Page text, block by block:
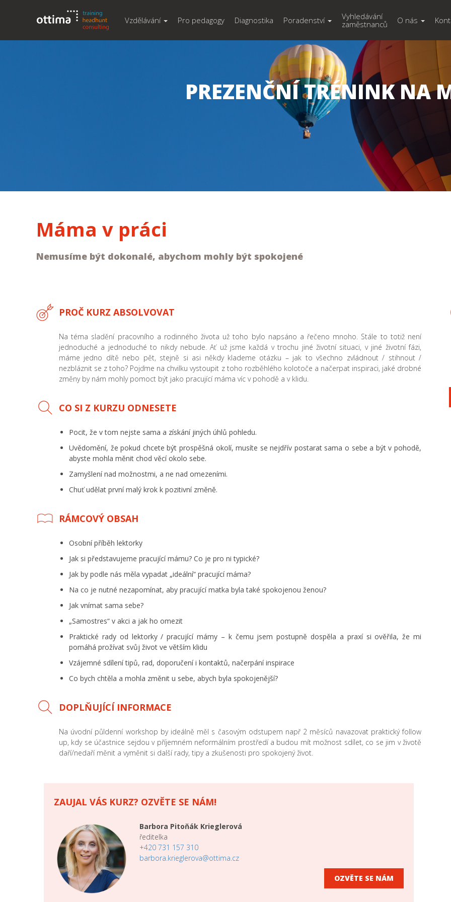
Vzdělávání Pro pedagogy Diagnostika Poradenství
Vyhledávání
zaměstnanců
O nás
PREZENČNÍ TRÉNINK NA
Máma v práci
Nemusíme být dokonalé, abychom mohly být spokojené
PROČ KURZ ABSOLVOVAT
Na téma sladění pracovního a rodinného života už toho bylo napsáno a řečeno mnoho. Stále to totiž není
jednoduché a jednoduché to nikdy nebude. Ať už jsme každá v trochu jiné životní situaci, v jiné životní fázi,
máme jedno dítě nebo pět, stejně si asi někdy klademe otázku – jak to všechno zvládnout / stihnout /
nezbláznit se z toho? Pojďme na chvilku vystoupit z toho rozběhlého kolotoče a načerpat inspiraci, jaké drobné
změny by nám mohly pomoct být jako pracující máma víc v pohodě a v klidu.
CO SI Z KURZU ODNESETE
Pocit, že v tom nejste sama a získání jiných úhlů pohledu.
Uvědomění, že pokud chcete být prospěšná okolí, musíte se nejdřív postarat sama o sebe a být v pohodě,
abyste mohla měnit chod věcí okolo sebe.
Zamyšlení nad možnostmi, a ne nad omezeními.
Chuť udělat první malý krok k pozitivní změně.
RÁMCOVÝ OBSAH
Osobní příběh lektorky
Jak si představujeme pracující mámu? Co je pro ni typické?
Jak by podle nás měla vypadat „ideální“ pracující máma?
Na co je nutné nezapomínat, aby pracující matka byla také spokojenou ženou?
Jak vnímat sama sebe?
„Samostres“ v akci a jak ho omezit
Praktické rady od lektorky / pracující mámy – k čemu jsem postupně dospěla a praxí si ověřila, že mi
pomáhá prožívat svůj život ve větším klidu
Vzájemné sdílení tipů, rad, doporučení i kontaktů, načerpání inspirace
Co bych chtěla a mohla změnit u sebe, abych byla spokojenější?
DOPLŇUJÍCÍ INFORMACE
Na úvodní půldenní workshop by ideálně měl s časovým odstupem např 2 měsíců navazovat praktický follow
up, kdy se účastnice sejdou v příjemném neformálním prostředí a budou mít možnost sdílet, co se jim v životě
daří/nedaří měnit a vyměnit si další rady, tipy a zkušenosti pro spokojený život.
ZAUJAL VÁS KURZ? OZVĚTE SE NÁM!
Barbora Pitoňák Krieglerová
ředitelka
+420 731 157 310
barbora.krieglerova@ottima.cz
OZVĚTE SE NÁM